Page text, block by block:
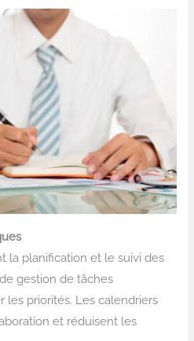
la planification et le suivi des
gestion de tâches
les priorités. Les calendriers
et réduisent les